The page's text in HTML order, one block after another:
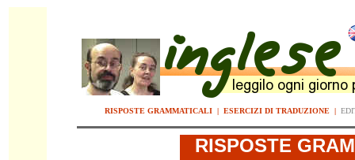
RISPOSTE GRAMMATICALI | ESERCIZI DI TRADUZIONE |
RISPOSTE